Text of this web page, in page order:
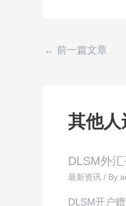
← 前一篇文章
其他人
DLSM外
最新资讯/ By
DLSM开户